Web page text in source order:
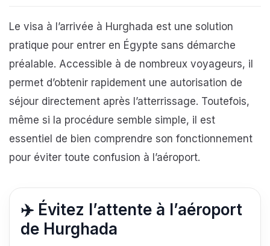
Le visa à l’arrivée à Hurghada est une solution
pratique pour entrer en Égypte sans démarche
préalable. Accessible à de nombreux voyageurs, il
permet d’obtenir rapidement une autorisation de
séjour directement après l’atterrissage. Toutefois,
même si la procédure semble simple, il est
essentiel de bien comprendre son fonctionnement
pour éviter toute confusion à l’aéroport.
✈️ Évitez l’attente à l’aéroport
de Hurghada